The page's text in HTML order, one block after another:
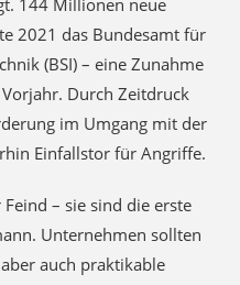
2021 das Bundesamt für
(BSI) – eine Zunahme
Durch Zeitdruck
im Umgang mit der
Einfallstor für Angriffe.
Unternehmen sollten
auch praktikable
„Das ist wie bei den